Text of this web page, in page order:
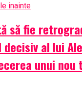
inainte
să fie
decisiv al lui
unui nou